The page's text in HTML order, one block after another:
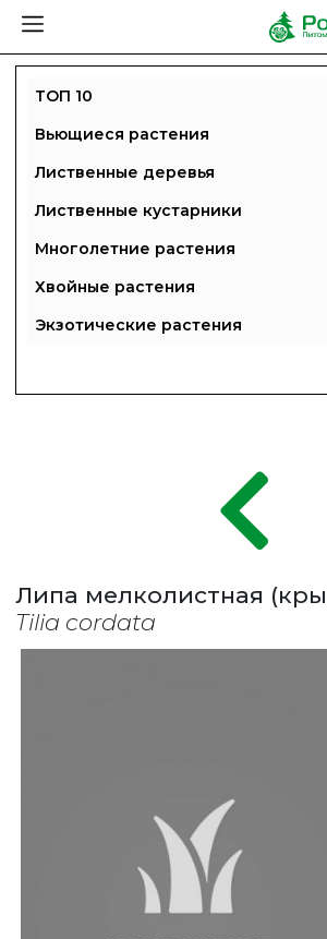
ТОП 10
Вьющиеся растения
Лиственные деревья
Лиственные кустарники
Многолетние растения
Хвойные растения
Экзотические растения
Липа мелколистная
Tilia cordata